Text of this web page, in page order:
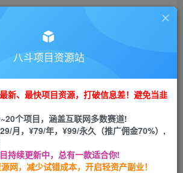
请付费后查看
会员专属资源
您暂无购买权限，请先开通会员
开通会员
八斗项目资源站
新、最快项目资源，打破信息差！避免当韭
个项目，涵盖互联网多数赛道!
月，¥79/年，¥99/永久（推广佣金70%）,
持续更新中，总有一款适合你!
网，减少试错成本，开启轻资产副业！